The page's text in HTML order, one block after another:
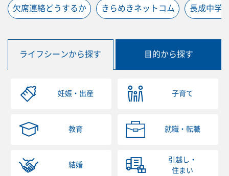
欠席連絡どうするか きらめきネットコム 長成中学
ライフシーンから探す 目的から探す
妊娠・出産 子育て
教育 就職・転職
結婚
引越し・
住まい